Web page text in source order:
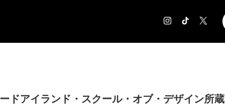
ドアイランド・スクール・オブ・デザイン所蔵